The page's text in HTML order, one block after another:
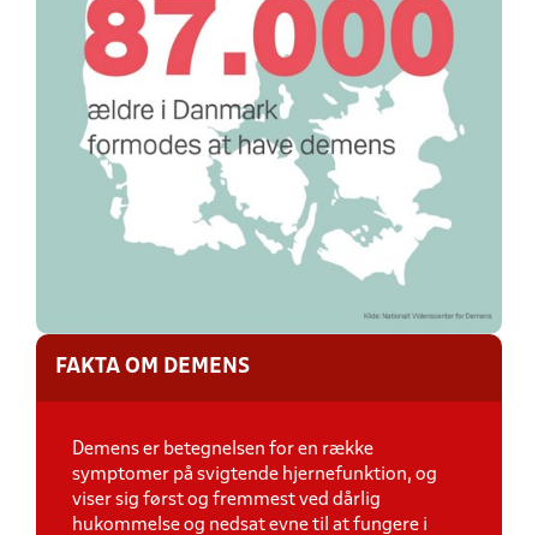
FAKTA OM DEMENS
Demens er betegnelsen for en række
symptomer på svigtende hjernefunktion, og
viser sig først og fremmest ved dårlig
hukommelse og nedsat evne til at fungere i